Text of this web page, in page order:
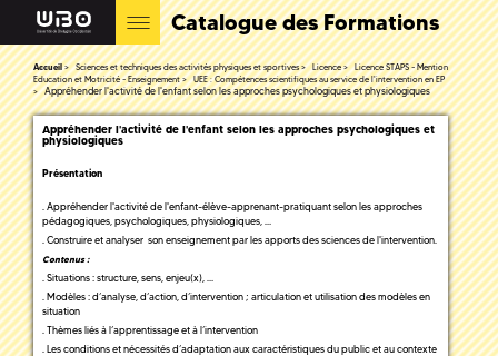
Catalogue des Formations
Accueil Sciences et techniques des activités physiques et sportives Licence
Licence STAPS - Mention
Education et Motricité - Enseignement
UEE : Compétences scientifiques au service de l'intervention en EP
Appréhender l'activité de l'enfant selon les approches psychologiques et physiologiques
Appréhender l'activité de l'enfant selon les approches psychologiques et
physiologiques
Présentation
. Appréhender l'activité de l'enfant-élève-apprenant-pratiquant selon les approches
pédagogiques, psychologiques, physiologiques, …
. Construire et analyser son enseignement par les apports des sciences de l'intervention.
Contenus :
. Situations : structure, sens, enjeu(x), …
. Modèles : d’analyse, d’action, d’intervention ; articulation et utilisation des modèles en
situation
. Thèmes liés à l’apprentissage et à l’intervention
. Les conditions et nécessités d’adaptation aux caractéristiques du public et au contexte